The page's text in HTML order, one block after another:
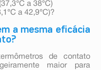
a 38°C)
a 42,9°C)?
a mesma eficácia
de contato
maior para